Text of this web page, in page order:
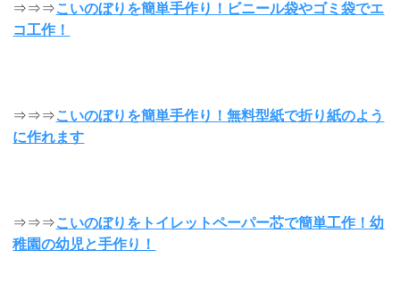
⇒⇒⇒こいのぼりを簡単手作り！ビニール袋やゴミ袋でエ
コ工作！
⇒⇒⇒こいのぼりを簡単手作り！無料型紙で折り紙のよう
に作れます
⇒⇒⇒こいのぼりをトイレットペーパー芯で簡単工作！幼
稚園の幼児と手作り！